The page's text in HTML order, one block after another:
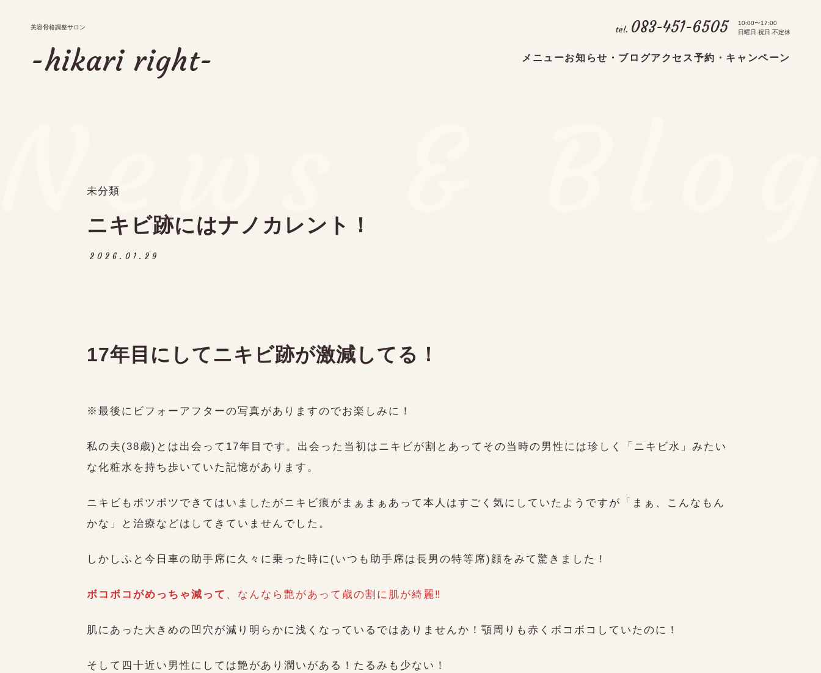
美容骨格調整サロン tel. 083-451-6505
10:00〜17:00
日曜日.祝日.不定休
-hikari right- メニューお知らせ・ブログアクセス予約・キャンペーン
News &
未分類
ニキビ跡にはナノカレント！
2026.01.29
17年目にしてニキビ跡が激減してる！
※最後にビフォーアフターの写真がありますのでお楽しみに！
私の夫(38歳)とは出会って17年目です。出会った当初はニキビが割とあってその当時の男性には珍しく「ニキビ水」みたい
な化粧水を持ち歩いていた記憶があります。
ニキビもポツポツできてはいましたがニキビ痕がまぁまぁあって本人はすごく気にしていたようですが「まぁ、こんなもん
かな」と治療などはしてきていませんでした。
しかしふと今日車の助手席に久々に乗った時に(いつも助手席は長男の特等席)顔をみて驚きました！
ボコボコがめっちゃ減って 、なんなら艶があって歳の割に肌が綺麗‼️
肌にあった大きめの凹穴が減り明らかに浅くなっているではありませんか！顎周りも赤くボコボコしていたのに！
そして四十近い男性にしては艶があり潤いがある！たるみも少ない！
-hikari right-
予約・キャンペーン
083-451-6505
hikari